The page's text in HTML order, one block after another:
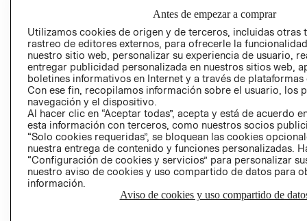
GIFT CARD
AVISO DE
Perú (S/)
CAMBIAR REGIÓN
Antes de empezar a comprar
Utilizamos cookies de origen y de terceros, incluidas otras
rastreo de editores externos, para ofrecerle la
nuestro sitio web, personalizar su experiencia de usuario,
entregar publicidad personalizada en nuestros sitios web,
boletines informativos en Internet y a través de plataformas
Con ese fin, recopilamos información sobre el usuario, los
navegación y el dispositivo.
Al hacer clic en “Aceptar todas”, acepta y está de acuerdo
esta información con terceros, como nuestros socios
“Solo cookies requeridas”, se bloquean las cookies
nuestra entrega de contenido y funciones personalizadas.
“Configuración de cookies y servicios” para personalizar
nuestro aviso de cookies y uso compartido de datos para
información.
Aviso de cookies y uso compartido de